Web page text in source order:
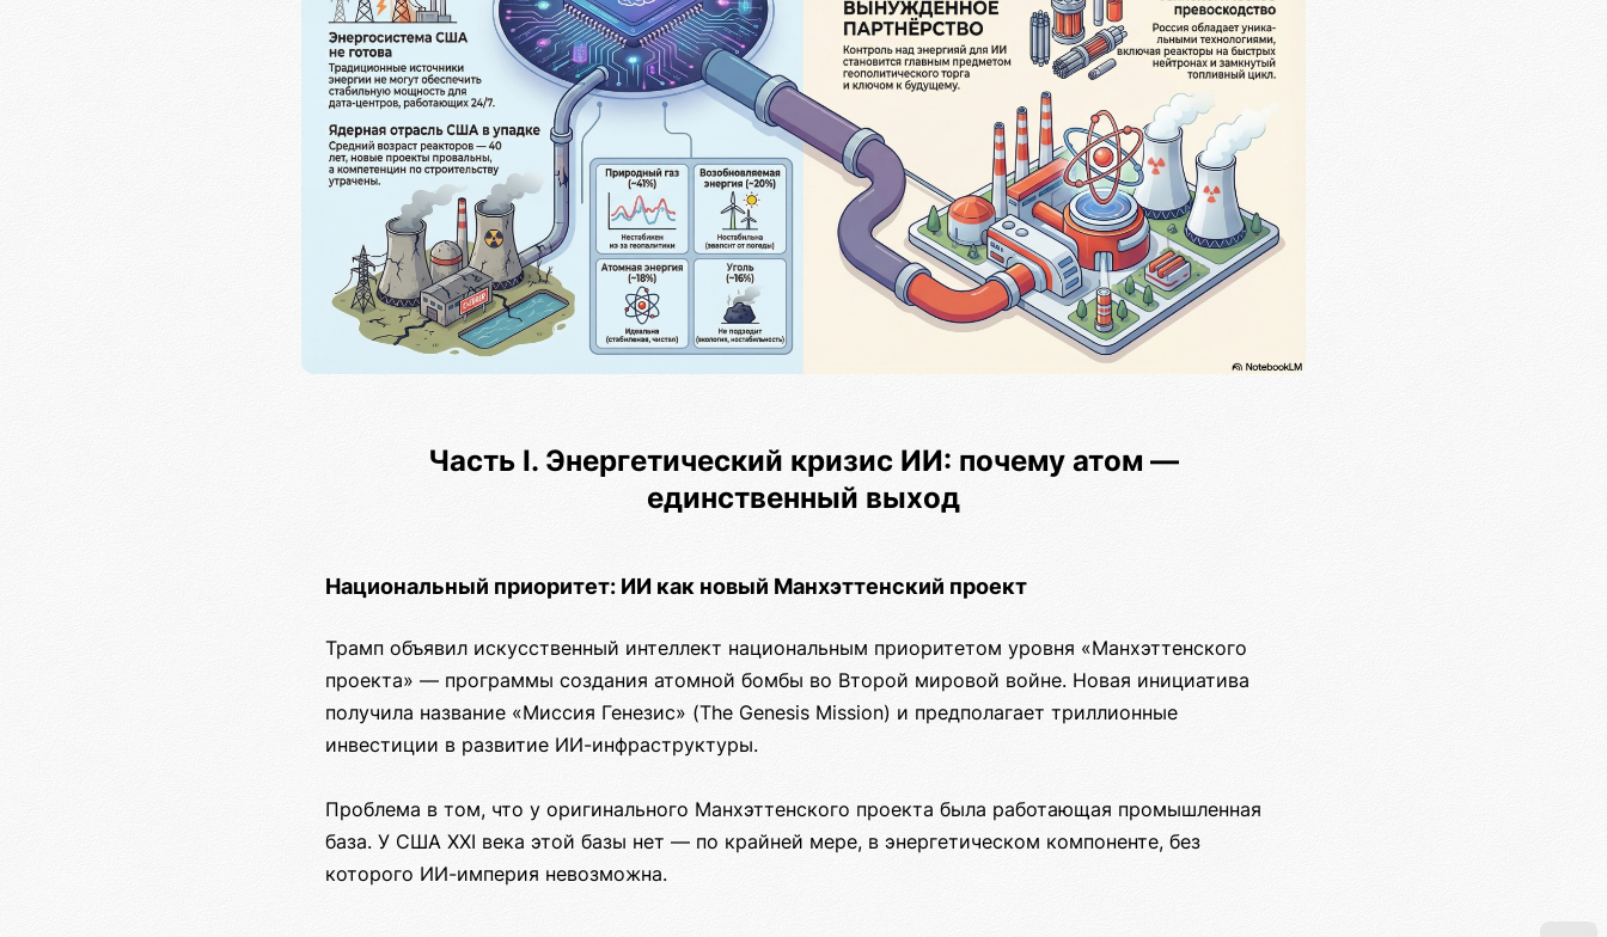
Часть I. Энергетический кризис ИИ: почему атом —
единственный выход
Национальный приоритет: ИИ как новый Манхэттенский проект
Трамп объявил искусственный интеллект национальным приоритетом уровня «Манхэттенского
проекта» — программы создания атомной бомбы во Второй мировой войне. Новая инициатива
получила название «Миссия Генезис» (The Genesis Mission) и предполагает триллионные
инвестиции в развитие ИИ-инфраструктуры.
Проблема в том, что у оригинального Манхэттенского проекта была работающая промышленная
база. У США XXI века этой базы нет — по крайней мере, в энергетическом компоненте, без
которого ИИ-империя невозможна.